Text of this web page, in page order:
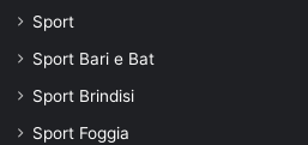
Sport
Sport Bari e Bat
Sport Brindisi
Sport Foggia